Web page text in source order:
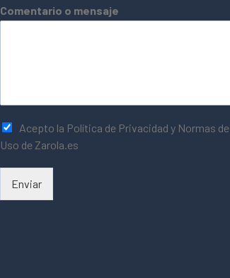
Comentario o mensaje
Acepto la Política de Privacidad y Normas de
Uso de Zarola.es
Enviar